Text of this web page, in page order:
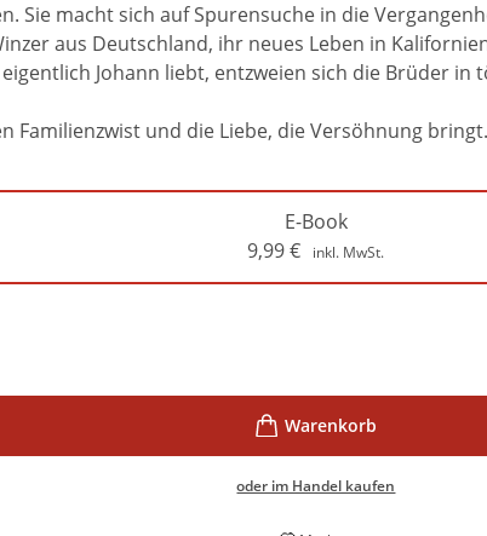
Sie macht sich auf Spurensuche in die
aus Deutschland, ihr neues Leben in
Johann liebt, entzweien sich die Brüder
Familienzwist und die Liebe, die Versöhnung bringt.
E-Book
9,99€ inkl. MwSt.
oder im Handel kaufen